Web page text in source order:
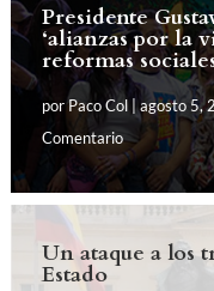
Presidente
‘alianzas por la
reformas
porPaco Col |agosto 5,
Comentario
Un ataque a los
Estado